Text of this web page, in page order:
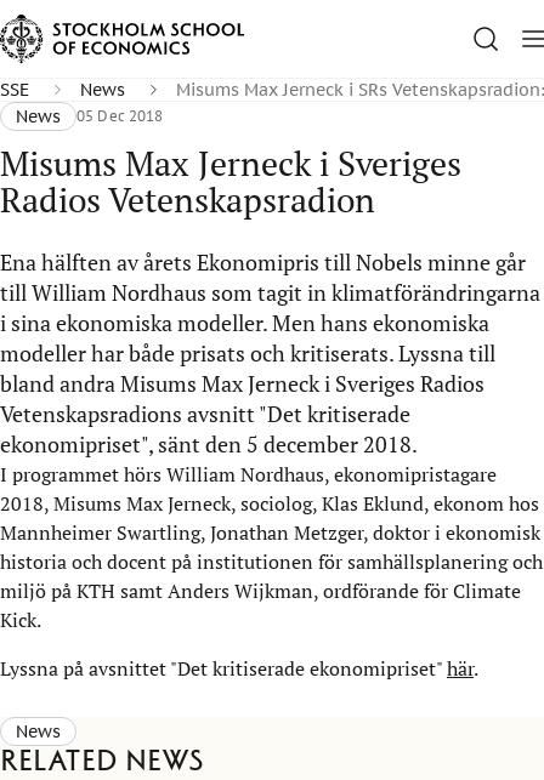
SSE News
Misums Max Jerneck i SRs
News
05 Dec 2018
Misums Max Jerneck i Sveriges
Radios Vetenskapsradion
Ena hälften av årets Ekonomipris till Nobels minne går
till William Nordhaus som tagit in klimatförändringarna
i sina ekonomiska modeller. Men hans ekonomiska
modeller har både prisats och kritiserats. Lyssna till
bland andra Misums Max Jerneck i Sveriges Radios
Vetenskapsradions avsnitt "Det kritiserade
ekonomipriset", sänt den 5 december 2018.
I programmet hörsWilliam Nordhaus, ekonomipristagare
2018, MisumsMax Jerneck, sociolog,Klas Eklund, ekonom hos
Mannheimer Swartling,Jonathan Metzger, doktor i ekonomisk
historia och docent på institutionen för samhällsplanering och
miljö på KTH samtAnders Wijkman, ordförande för Climate
Kick.
Lyssna på avsnittet "Det kritiserade ekonomipriset"här.
News
Related news